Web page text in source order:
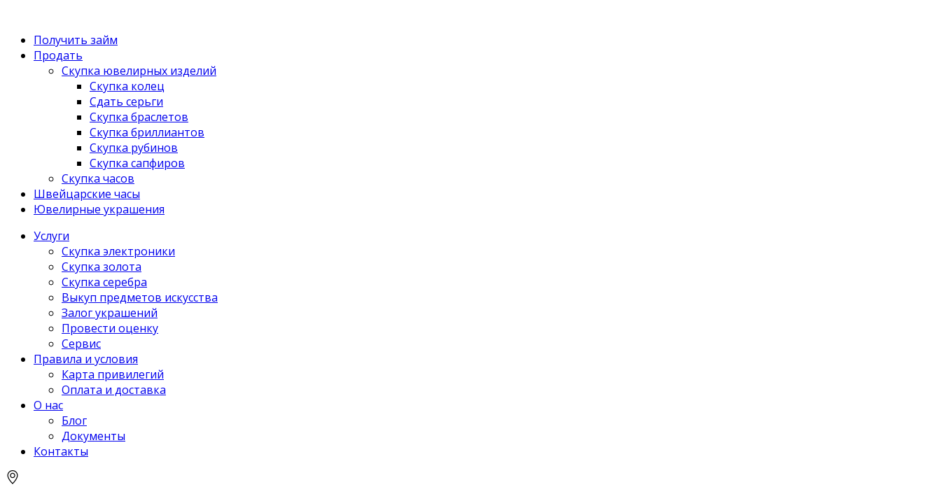
Получить займ
Продать
Скупка ювелирных изделий
Скупка колец
Сдать серьги
Скупка браслетов
Скупка бриллиантов
Скупка рубинов
Скупка сапфиров
Скупка часов
Швейцарские часы
Ювелирные украшения
Услуги
Скупка электроники
Скупка золота
Скупка серебра
Выкуп предметов искусства
Залог украшений
Провести оценку
Сервис
Правила и условия
Карта привилегий
Оплата и доставка
О нас
Блог
Документы
Контакты